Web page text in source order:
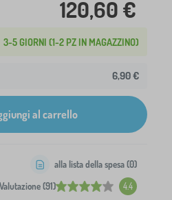
120,60 €
3-5 GIORNI (1-2 PZ IN MAGAZZINO)
6,90 €
al carrello
Valutazione (91) 4.4
alla lista della spesa (0)